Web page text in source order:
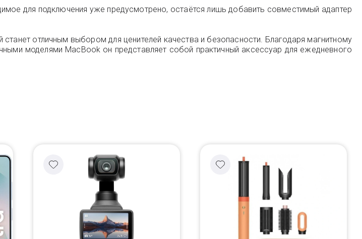
для подключения уже предусмотрено, остаётся лишь добавить совместимый адаптер
отличным выбором для ценителей качества и безопасности. Благодаря магнитному
моделями MacBook он представляет собой практичный аксессуар для ежедневного